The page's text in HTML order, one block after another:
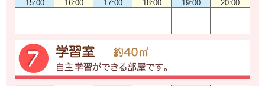
15:00 16:00 17:00 18:00 19:00 20:00